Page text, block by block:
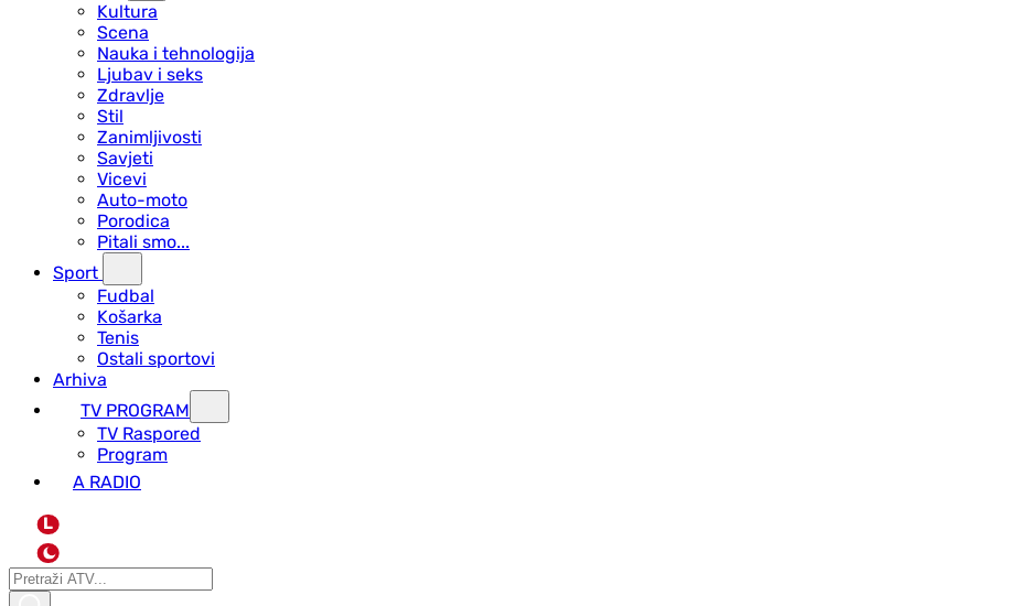
Kultura
Scena
Nauka i tehnologija
Ljubav i seks
Zdravlje
Stil
Zanimljivosti
Savjeti
Vicevi
Auto-moto
Porodica
Pitali smo...
Sport
Fudbal
Košarka
Tenis
Ostali sportovi
Arhiva
TV PROGRAM
ТV Raspored
Program
A RADIO
L